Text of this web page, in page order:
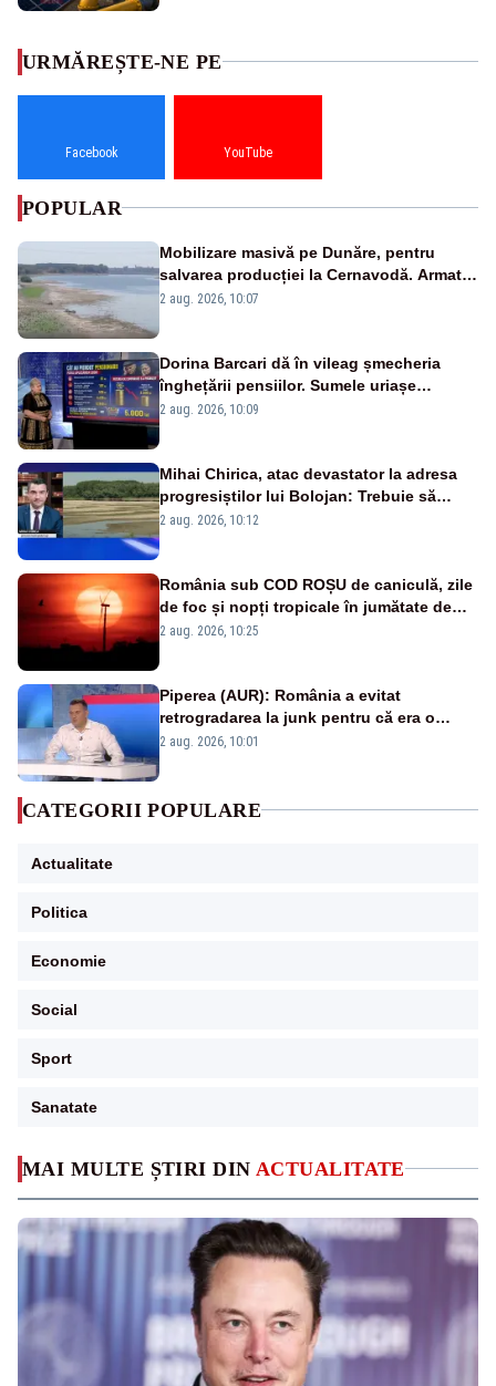
MAI MULTE ȘTIRI DIN ACTUALITATE
URMĂREȘTE-NE PE
Facebook YouTube
POPULAR
Mobilizare masivă pe Dunăre, pentru
salvarea producției la Cernavodă. Armata
va detona o stâncă și va devia apa
2 aug. 2026, 10:07
Dorina Barcari dă în vileag șmecheria
înghețării pensiilor. Sumele uriașe
pierdute de fiecare român
2 aug. 2026, 10:09
Mihai Chirica, atac devastator la adresa
progresiștilor lui Bolojan: Trebuie să
protejăm și natura, dar nu șținem omaneii
2 aug. 2026, 10:12
România sub COD ROȘU de caniculă, zile
de foc și nopți tropicale în jumătate de
țară
2 aug. 2026, 10:25
Piperea (AUR): România a evitat
retrogradarea la junk pentru că era o
catastrofă pentru bănci și fondurile de
2 aug. 2026, 10:01
CATEGORII POPULARE
Actualitate
Politica
Economie
Social
Sport
Sanatate